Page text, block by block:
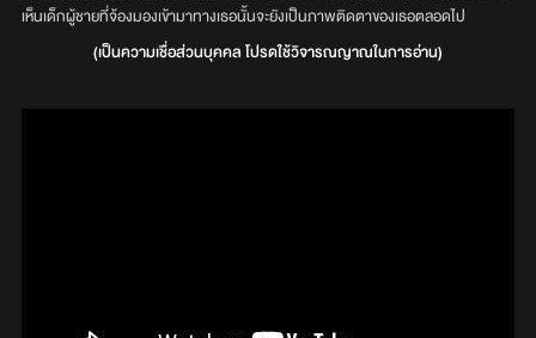
เห็นเด็กผู้ชายที่จ้องมองเข้ามาทางเธอนั้นจะยังเป็นภาพติดตาของเธอตลอดไป
(เป็นความเชื่อส่วนบุคคล โปรดใช้วิจารณญาณในการอ่าน)